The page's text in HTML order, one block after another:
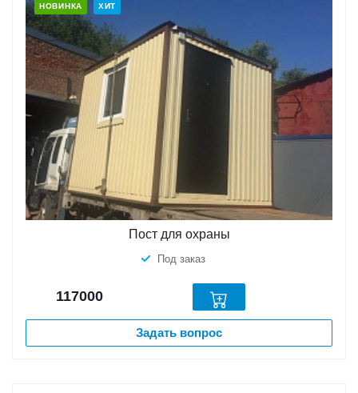
НОВИНКА ХИТ
Пост для охраны
Под заказ
117000
Задать вопрос